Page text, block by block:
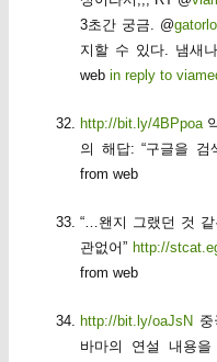
3초간 궁금. @
지할 수 있다. 냄새
web in reply to
http://bit.ly/4BPpoa
의 해답: “구글을 검
from web
“…왠지 그랬던 것
관없어” http://
from web
http://bit.ly/oaJsN
바마의 연설 내용을